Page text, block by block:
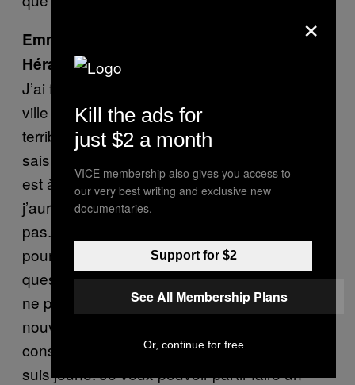
Emmanuela, 25 ans, étudiante. Part à
Héraklion.
J’ai fini mes études et je rentre à Héraklion,
ville dont je suis originaire. La situation est
terrible. Je suis dans une situation où je ne
sais pas du tout ce qu’il va se passer, ce qui
est à la fois bon et mauvais. Jusqu’à hier,
j’aurais voté « non ». Aujourd’hui, je ne sais
pas. Je n’ai pas de réponse certaine. Je
pourrais seulement voter oui ou Non sur une
question dont je suis absolument certaine. Je
ne peux pas voter « oui » à cause des
nouvelles mesures. Et on a déjà vu les
conséquences du « non » avant le vote. Je
suis jeune. Je veux pouvoir partir faire un
×
Kill the ads for
just $2 a month
VICE membership also gives you access to
our very best writing and exclusive new
documentaries.
Support for $2
See All Membership Plans
Or, continue for free